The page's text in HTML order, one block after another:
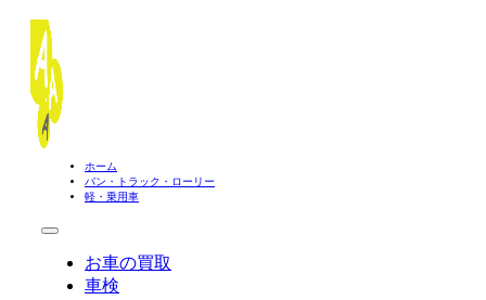
ホーム
バン・トラック・ローリー
軽・乗用車
お車の買取
車検